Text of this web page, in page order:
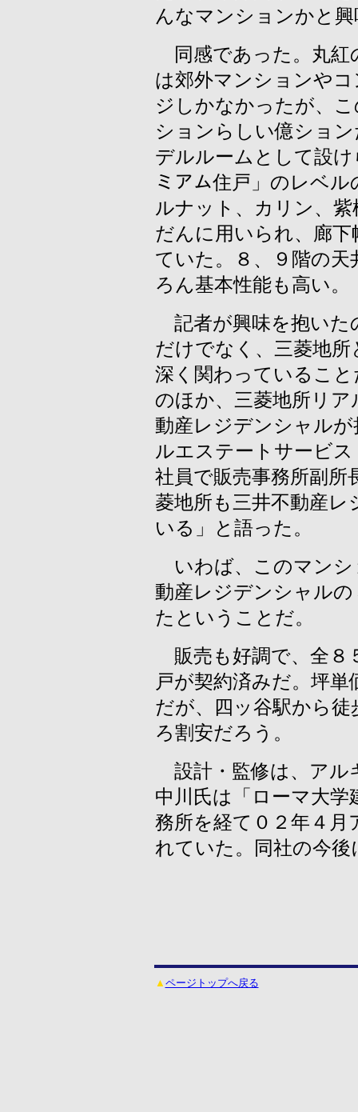
んなマンションかと
同感であった。丸紅
は郊外マンションや
ジしかなかったが、
ションらしい億ショ
デルルームとして設
ミアム住戸」のレベ
ルナット、カリン、
だんに用いられ、廊
ていた。８、９階の
ろん基本性能も高い。
記者が興味を抱いた
だけでなく、三菱地
深く関わっているこ
のほか、三菱地所リ
動産レジデンシャル
ルエステートサービ
社員で販売事務所副所
菱地所も三井不動産
いる」と語った。
いわば、このマンシ
動産レジデンシャル
たということだ。
販売も好調で、全８
戸が契約済みだ。坪
だが、四ッ谷駅から
ろ割安だろう。
設計・監修は、アル
中川氏は「ローマ大
務所を経て０２年４
れていた。同社の今
▲ ページトップへ戻る